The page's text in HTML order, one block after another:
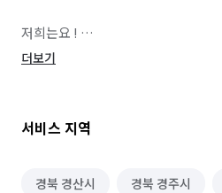
저희는요 !
📌 방역관리사 자격증 보유 전문가가
📌 청소 전·후 사진 및 진행 과정 제공
📌 집안 하자 부분 체크 및 상세 안내
더보기
서비스 지역
경북 경산시 경북 경주시